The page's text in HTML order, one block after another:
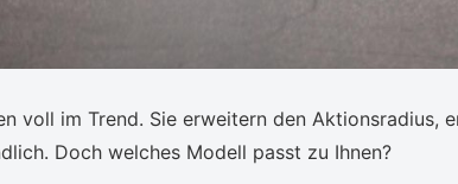
voll im Trend. Sie erweitern den Aktionsradius,
Doch welches Modell passt zu Ihnen?